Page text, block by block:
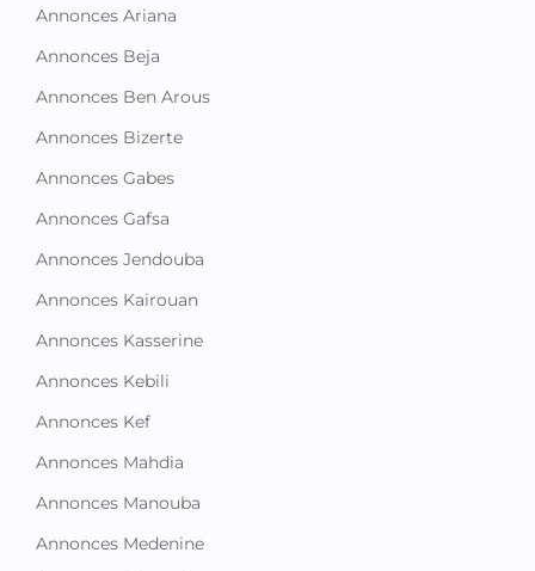
Annonces Ariana
Annonces Beja
Annonces Ben Arous
Annonces Bizerte
Annonces Gabes
Annonces Gafsa
Annonces Jendouba
Annonces Kairouan
Annonces Kasserine
Annonces Kebili
Annonces Kef
Annonces Mahdia
Annonces Manouba
Annonces Medenine